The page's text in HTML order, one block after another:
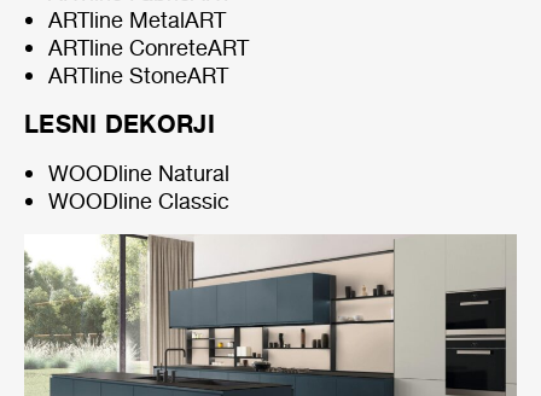
ARTline MetalART
ARTline ConreteART
ARTline StoneART
LESNI DEKORJI
WOODline Natural
WOODline Classic